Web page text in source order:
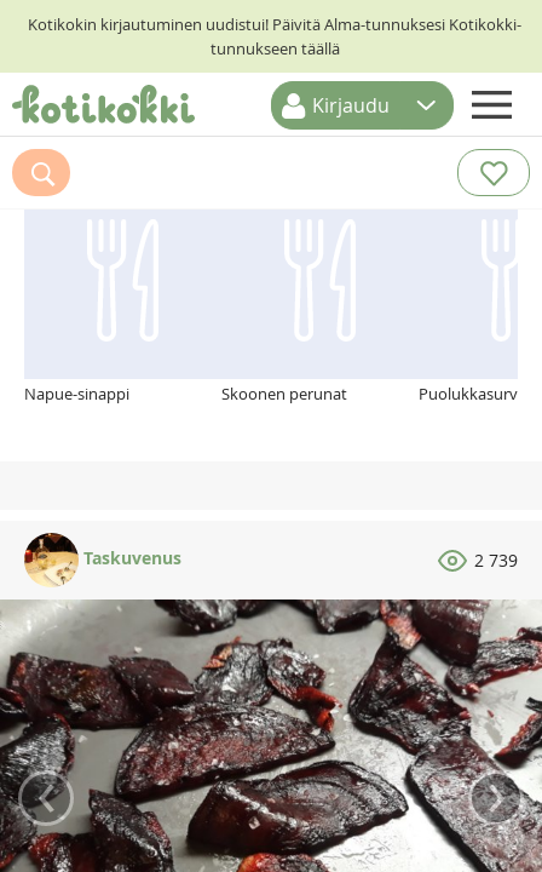
Kotikokin kirjautuminen uudistui! Päivitä Alma-tunnuksesi Kotikokki-
tunnukseen täällä
ETUSIVU
RESEPTIHAKU
Kirjaudu
Suosittelemme myös
Napue-sinappi Skoonen perunat Puolukkasurvos
Taskuvenus 2 739
‹ ›